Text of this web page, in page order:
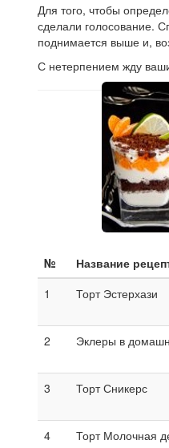
Для того, чтобы
сделали голосование.
поднимается выше и,
С нетерпением жду
№ Название
1
Торт Эстерхази
2 Эклеры в
3 Торт Сникерс
4 Торт Молочная